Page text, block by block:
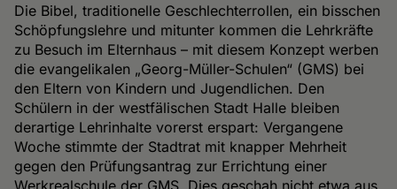
Die Bibel, traditionelle Geschlechterrollen, ein bisschen
Schöpfungslehre und mitunter kommen die Lehrkräfte
zu Besuch im Elternhaus – mit diesem Konzept werben
die evangelikalen „Georg-Müller-Schulen“ (GMS) bei
den Eltern von Kindern und Jugendlichen. Den
Schülern in der westfälischen Stadt Halle bleiben
derartige Lehrinhalte vorerst erspart: Vergangene
Woche stimmte der Stadtrat mit knapper Mehrheit
gegen den Prüfungsantrag zur Errichtung einer
Werkrealschule der GMS. Dies geschah nicht etwa aus